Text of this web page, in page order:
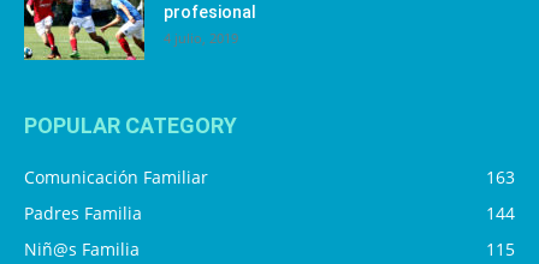
profesional
4 julio, 2019
POPULAR CATEGORY
Comunicación Familiar
163
Padres Familia
144
Niñ@s Familia
115